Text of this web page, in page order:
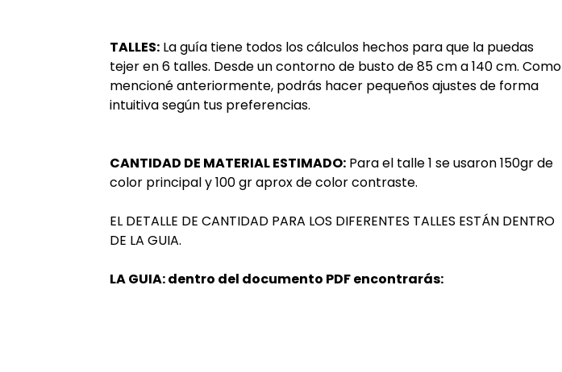
TALLES:La guía tiene todos los cálculos hechos para que la puedas
tejer en 6 talles. Desde un contorno de busto de 85 cm a 140 cm. Como
mencioné anteriormente, podrás hacer pequeños ajustes de forma
intuitiva según tus preferencias.
CANTIDAD DE MATERIAL ESTIMADO:Para el talle 1 se usaron 150gr de
color principal y 100 gr aprox de color contraste.
EL DETALLE DE CANTIDAD PARA LOS DIFERENTES TALLES ESTÁN DENTRO
DE LA GUIA.
LA GUIA: dentro del documento PDF encontrarás: